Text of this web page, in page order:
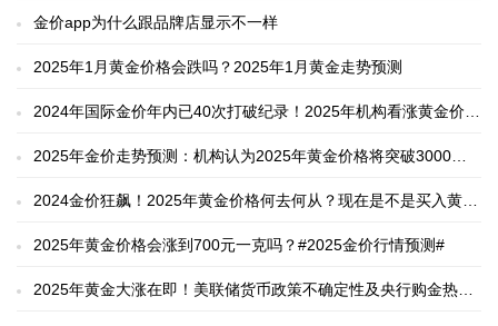
金价app为什么跟品牌店显示不一样
2025年1月黄金价格会跌吗？2025年1月黄金走势预测
2024年国际金价年内已40次打破纪录！2025年机构看涨黄金价格
2025年金价走势预测：机构认为2025年黄金价格将突破3000美
2024金价狂飙！2025年黄金价格何去何从？现在是不是买入黄金
2025年黄金价格会涨到700元一克吗？#2025金价行情预测#
2025年黄金大涨在即！美联储货币政策不确定性及央行购金热！